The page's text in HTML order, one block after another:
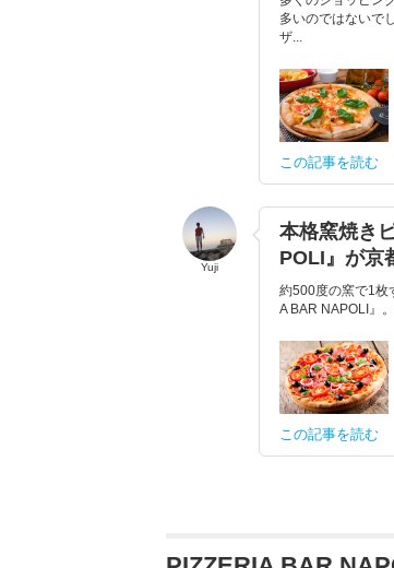
多いのではないで
ザ...
この記事を読む
Yuji
本格窯焼き
POLI』が京
約500度の窯で1枚
A BAR NAPOLI』
この記事を読む